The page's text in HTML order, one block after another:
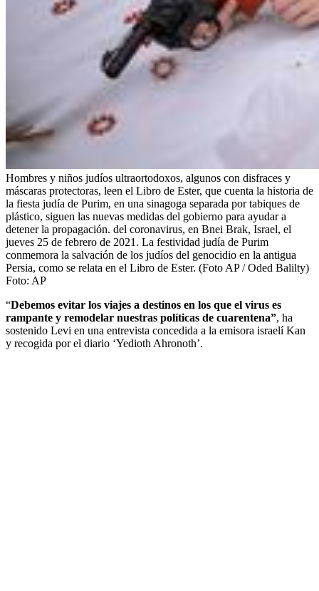
Hombres y niños judíos ultraortodoxos, algunos con disfraces y
máscaras protectoras, leen el Libro de Ester, que cuenta la historia de
la fiesta judía de Purim, en una sinagoga separada por tabiques de
plástico, siguen las nuevas medidas del gobierno para ayudar a
detener la propagación. del coronavirus, en Bnei Brak, Israel, el
jueves 25 de febrero de 2021. La festividad judía de Purim
conmemora la salvación de los judíos del genocidio en la antigua
Persia, como se relata en el Libro de Ester. (Foto AP / Oded Balilty)
Foto: AP
“Debemos evitar los viajes a destinos en los que el virus es
rampante y remodelar nuestras políticas de cuarentena”, ha
sostenido Levi en una entrevista concedida a la emisora israelí Kan
y recogida por el diario ‘Yedioth Ahronoth’.